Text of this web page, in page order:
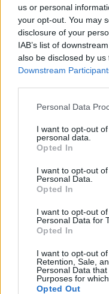
us or personal
your opt-out. You may
disclosure of your
IAB’s list of
also be disclosed by
Downstream
Personal Data
I want to opt-out
personal data.
Opted In
I want to opt-out
Personal Data.
Opted In
I want to opt-out
Personal Data for
Opted In
I want to opt-out
Retention, Sale,
Personal Data
Purposes for
Opted Out
Afficher la carte